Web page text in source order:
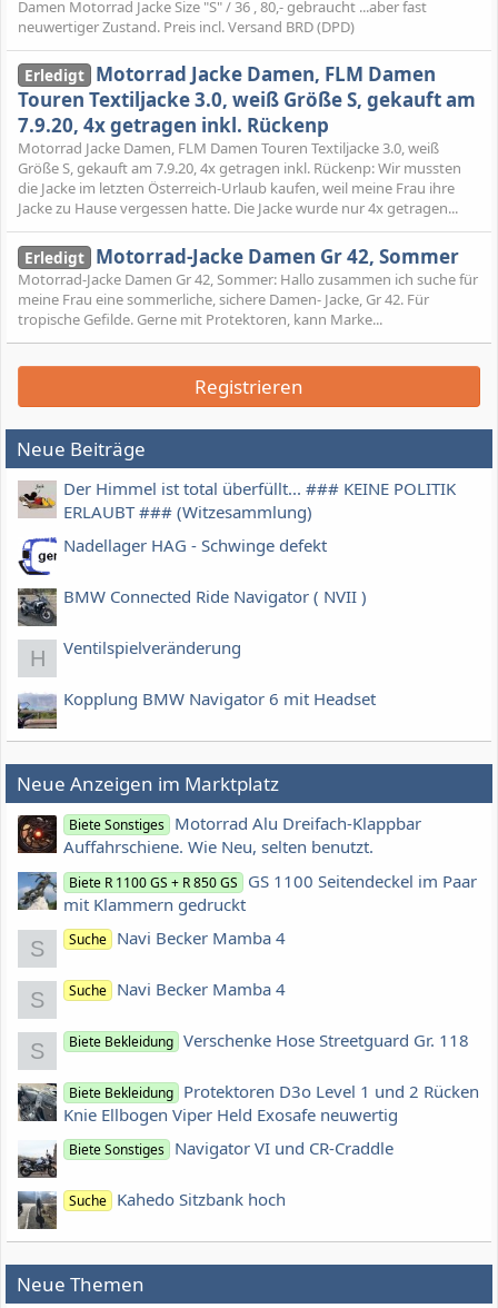
Damen Motorrad Jacke Size "S" / 36 , 80,- gebraucht ...aber fast
neuwertiger Zustand. Preis incl. Versand BRD (DPD)
Erledigt Motorrad Jacke Damen, FLM Damen
Touren Textiljacke 3.0, weiß Größe S, gekauft am
7.9.20, 4x getragen inkl. Rückenp
Motorrad Jacke Damen, FLM Damen Touren Textiljacke 3.0, weiß
Größe S, gekauft am 7.9.20, 4x getragen inkl. Rückenp: Wir mussten
die Jacke im letzten Österreich-Urlaub kaufen, weil meine Frau ihre
Jacke zu Hause vergessen hatte. Die Jacke wurde nur 4x getragen...
Erledigt Motorrad-Jacke Damen Gr 42, Sommer
Motorrad-Jacke Damen Gr 42, Sommer: Hallo zusammen ich suche für
meine Frau eine sommerliche, sichere Damen- Jacke, Gr 42. Für
tropische Gefilde. Gerne mit Protektoren, kann Marke...
Registrieren
Neue Beiträge
Der Himmel ist total überfüllt... ### KEINE POLITIK
ERLAUBT ### (Witzesammlung)
Nadellager HAG - Schwinge defekt
BMW Connected Ride Navigator ( NVII )
H Ventilspielveränderung
Kopplung BMW Navigator 6 mit Headset
Neue Anzeigen im Marktplatz
Biete Sonstiges Motorrad Alu Dreifach-Klappbar
Auffahrschiene. Wie Neu, selten benutzt.
Biete R 1100 GS + R 850 GS
GS 1100 Seitendeckel im Paar
mit Klammern gedruckt
S Suche Navi Becker Mamba 4
S Suche Navi Becker Mamba 4
S Biete Bekleidung Verschenke Hose Streetguard Gr. 118
Biete Bekleidung Protektoren D3o Level 1 und 2 Rücken
Knie Ellbogen Viper Held Exosafe neuwertig
Biete Sonstiges Navigator VI und CR-Craddle
Suche Kahedo Sitzbank hoch
Neue Themen